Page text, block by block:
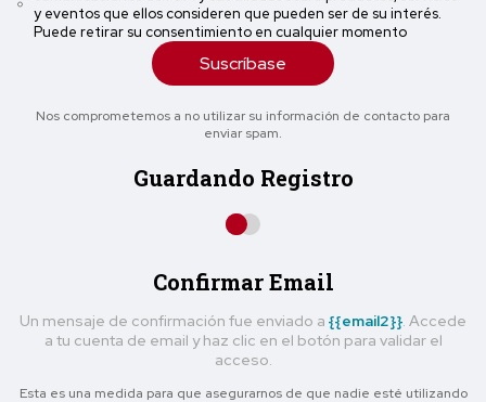
y eventos que ellos consideren que pueden ser de su interés.
Puede retirar su consentimiento en cualquier momento
Suscríbase
Nos comprometemos a no utilizar su información de contacto para
enviar spam.
Guardando Registro
Confirmar Email
Un mensaje de confirmación fue enviado a {{email2}} . Accede
a tu cuenta de email y haz clic en el botón para validar el
acceso.
Esta es una medida para que asegurarnos de que nadie esté utilizando